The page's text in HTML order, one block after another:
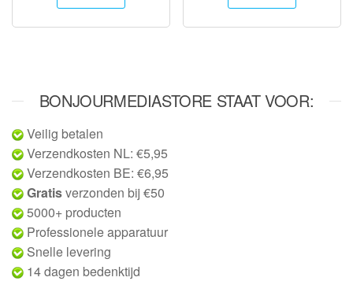
BONJOURMEDIASTORE STAAT VOOR:
Veilig betalen
Verzendkosten NL: €5,95
Verzendkosten BE: €6,95
Gratisverzonden bij €50
5000+ producten
Professionele apparatuur
Snelle levering
14 dagen bedenktijd